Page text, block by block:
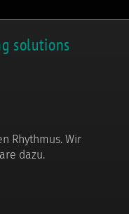
solutions
Rhythmus. Wir
dazu.